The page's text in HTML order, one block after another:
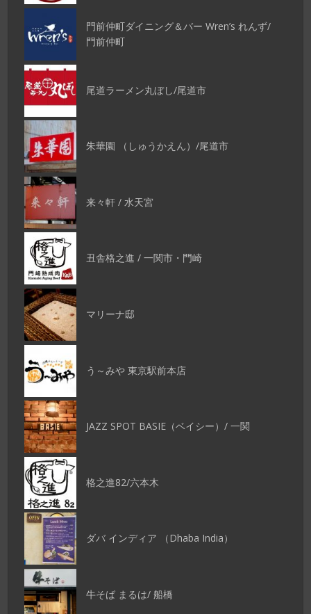
門前仲町ダイニング＆バー Wren’s れんず/
門前仲町
尾道ラーメン丸ぼし/尾道市
朱華園 （しゅうかえん）/尾道市
来々軒 / 水天宮
丑舎格之進 / 一関市・門崎
マリーナ邸
う～みや 東京駅前本店
JAZZ SPOT BASIE（ベイシー）/ 一関
格之進82/六本木
ダバ インディア （Dhaba India）
牛そば まるは/ 船橋